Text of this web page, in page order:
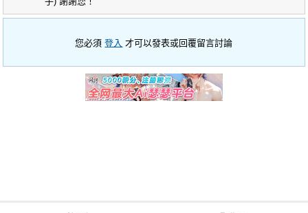
您必須登入 才可以發表或回覆留言討論